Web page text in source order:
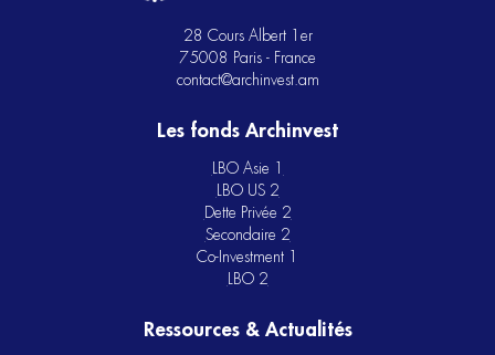
28 Cours Albert 1er
75008 Paris - France
contact@archinvest.am
Les fonds Archinvest
LBO Asie 1
LBO US 2
Dette Privée 2
Secondaire 2
Co-Investment 1
LBO 2
Ressources & Actualités